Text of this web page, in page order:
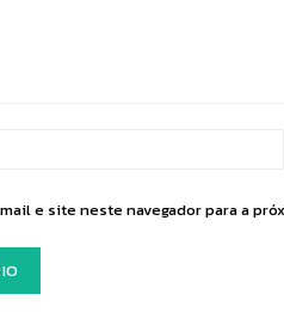
e site neste navegador para a